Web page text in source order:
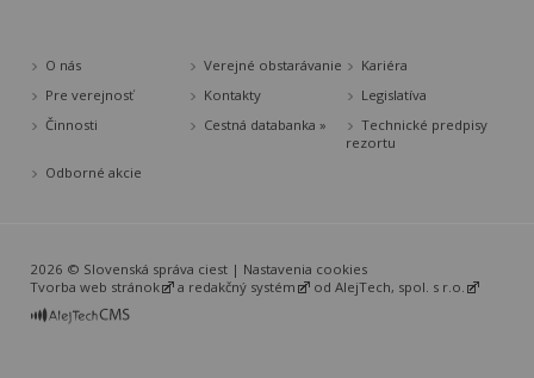
O nás Verejné obstarávanie
Kariéra
Pre verejnosť
Kontakty
Legislatíva
Činnosti
Cestná databanka »
Technické predpisy
rezortu
Odborné akcie
2026 © Slovenská správa ciest | Nastavenia cookies
Tvorba web stránok
a redakčný systém od AlejTech, spol. s r.o.